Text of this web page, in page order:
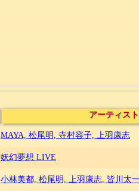
アーティスト
MAYA, 松尾明, 寺村容子, 上羽康志
妖幻夢想 LIVE
小林美都, 松尾明, 上羽康志, 皆川太